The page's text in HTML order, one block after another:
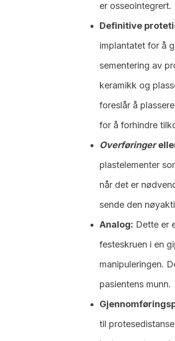
er osseointegrert.
Definitive
implantatet for å
sementering av
keramikk og
foreslår å
for å forhindre
Overføringer
plastelementer
når det er
sende den
Analog: Dette er
festeskruen i en
manipuleringen.
pasientens munn.
til